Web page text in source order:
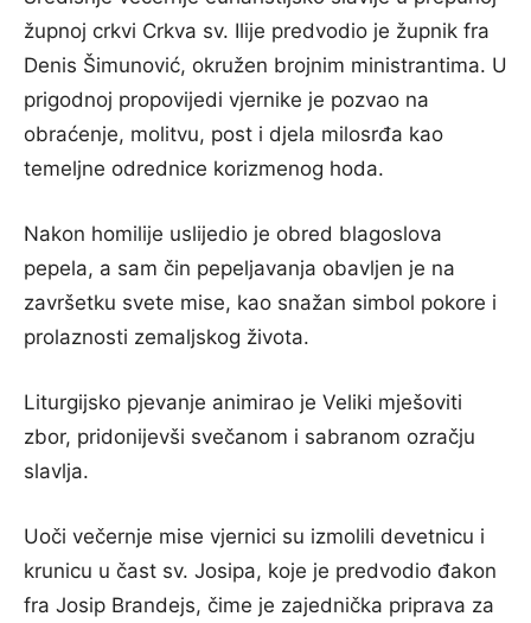
župnoj crkvi Crkva sv. Ilije predvodio je župnik fra
Denis Šimunović, okružen brojnim ministrantima. U
prigodnoj propovijedi vjernike je pozvao na
obraćenje, molitvu, post i djela milosrđa kao
temeljne odrednice korizmenog hoda.
Nakon homilije uslijedio je obred blagoslova
pepela, a sam čin pepeljavanja obavljen je na
završetku svete mise, kao snažan simbol pokore i
prolaznosti zemaljskog života.
Liturgijsko pjevanje animirao je Veliki mješoviti
zbor, pridonijevši svečanom i sabranom ozračju
slavlja.
Uoči večernje mise vjernici su izmolili devetnicu i
krunicu u čast sv. Josipa, koje je predvodio đakon
fra Josip Brandejs, čime je zajednička priprava za